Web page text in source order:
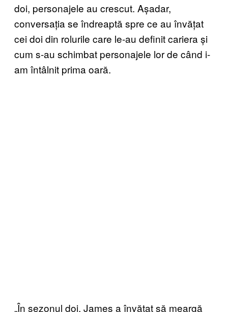
doi, personajele au crescut. Așadar,
conversația se îndreaptă spre ce au învățat
cei doi din rolurile care le-au definit cariera și
cum s-au schimbat personajele lor de când i-
am întâlnit prima oară.
„În sezonul doi, James a învățat să meargă